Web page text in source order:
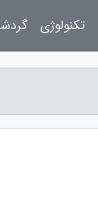
تکنولوژی